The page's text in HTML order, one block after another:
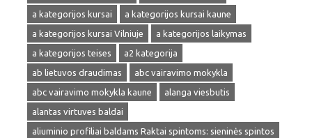
a kategorijos kursai
a kategorijos kursai kaune
a kategorijos kursai Vilniuje
a kategorijos laikymas
a kategorijos teises
a2 kategorija
ab lietuvos draudimas
abc vairavimo mokykla
abc vairavimo mokykla kaune
alanga viesbutis
alantas virtuves baldai
aliuminio profiliai baldams Raktai spintoms: sieninės spintos